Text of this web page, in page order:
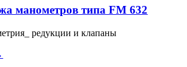
вариаций.
Опции
манометров типа FM 632
редукции и клапаны